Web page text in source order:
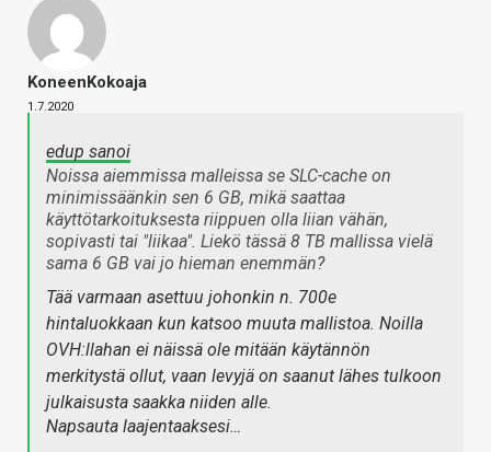
KoneenKokoaja
1.7.2020
edup sanoi
Noissa aiemmissa malleissa se SLC-cache on
minimissäänkin sen 6 GB, mikä saattaa
käyttötarkoituksesta riippuen olla liian vähän,
sopivasti tai "liikaa". Liekö tässä 8 TB mallissa vielä
sama 6 GB vai jo hieman enemmän?
Tää varmaan asettuu johonkin n. 700e
hintaluokkaan kun katsoo muuta mallistoa. Noilla
OVH:llahan ei näissä ole mitään käytännön
merkitystä ollut, vaan levyjä on saanut lähes tulkoon
julkaisusta saakka niiden alle.
Napsauta laajentaaksesi…